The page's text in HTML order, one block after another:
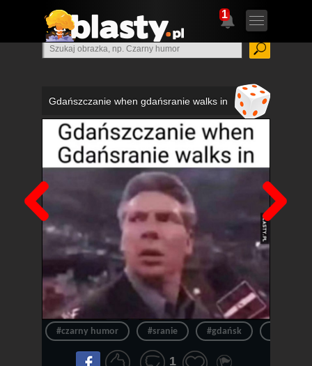
1
Gdańszczanie when gdańsranie walks in
Poprzedni
#czarny humor #sranie #gdańsk
1